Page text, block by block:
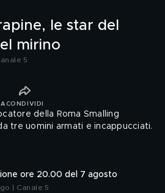
le star del
mirino
5
CONDIVIDI
della Roma Smalling
tre uomini armati e incappucciati.
ore 20.00 del 7 agosto
| Canale 5